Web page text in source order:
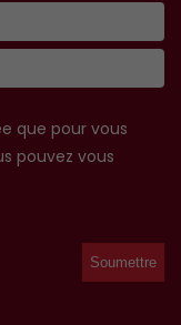
que pour vous
pouvez vous